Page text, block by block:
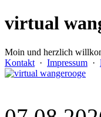
virtual
Moin und herzlich
Kontakt · Impressum ·